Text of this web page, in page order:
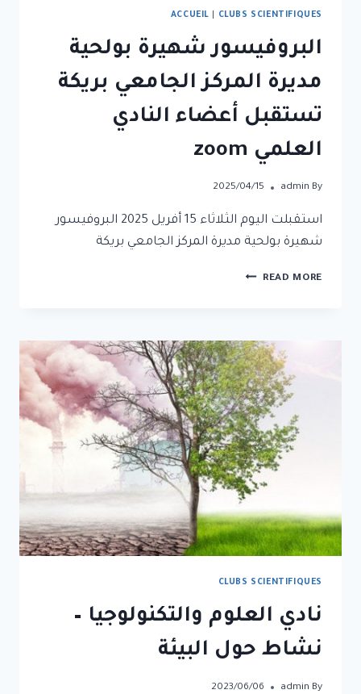
ACCUEIL CLUBS SCIENTIFIQUES
البروفيسور شهيرة بولحية
مديرة المركز الجامعي بريكة
تستقبل أعضاء النادي
العلمي zoom
By
admin
2025/04/15
استقبلت اليوم الثلاثاء 15 أفريل 2025 البروفيسور
شهيرة بولحية مديرة المركز الجامعي بريكة
READ MORE
CLUBS SCIENTIFIQUES
نادي العلوم والتكنولوجيا –
نشاط حول البيئة
By
admin
2023/06/06